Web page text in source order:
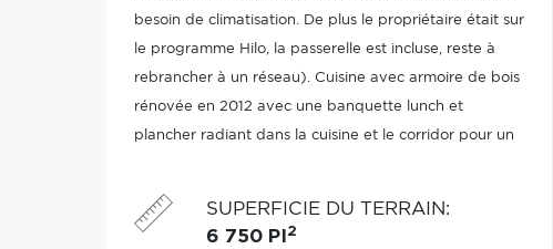
besoin de climatisation. De plus le propriétaire était sur
le programme Hilo, la passerelle est incluse, reste à
rebrancher à un réseau). Cuisine avec armoire de bois
rénovée en 2012 avec une banquette lunch et
plancher radiant dans la cuisine et le corridor pour un
possible.
SUPERFICIE DU TERRAIN:
6 750 PI 2